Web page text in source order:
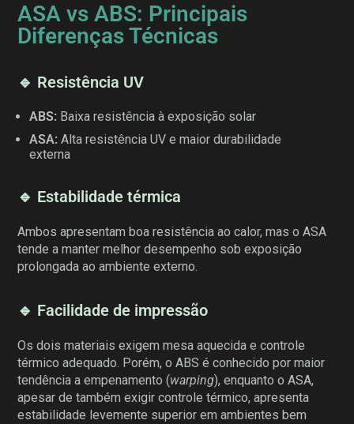
ASA vs ABS: Principais
Diferenças Técnicas
🔹 Resistência UV
ABS: Baixa resistência à exposição solar
ASA: Alta resistência UV e maior durabilidade
externa
🔹 Estabilidade térmica
Ambos apresentam boa resistência ao calor, mas o ASA
tende a manter melhor desempenho sob exposição
prolongada ao ambiente externo.
🔹 Facilidade de impressão
Os dois materiais exigem mesa aquecida e controle
térmico adequado. Porém, o ABS é conhecido por maior
tendência a empenamento (warping), enquanto o ASA,
apesar de também exigir controle térmico, apresenta
estabilidade levemente superior em ambientes bem